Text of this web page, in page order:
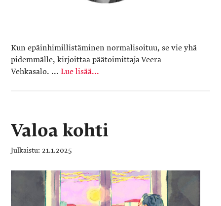
Kun epäinhimillistäminen normalisoituu, se vie yhä
pidemmälle, kirjoittaa päätoimittaja Veera
Vehkasalo. ...Lue lisää...
Valoa kohti
21.1.2025